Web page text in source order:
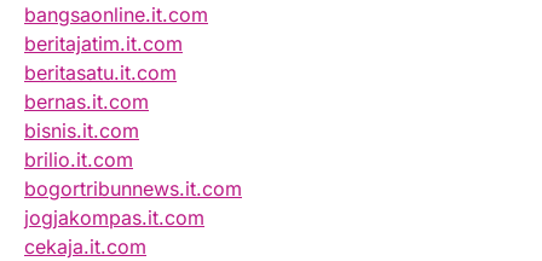
bangsaonline.it.com
beritajatim.it.com
beritasatu.it.com
bernas.it.com
bisnis.it.com
brilio.it.com
bogortribunnews.it.com
jogjakompas.it.com
cekaja.it.com